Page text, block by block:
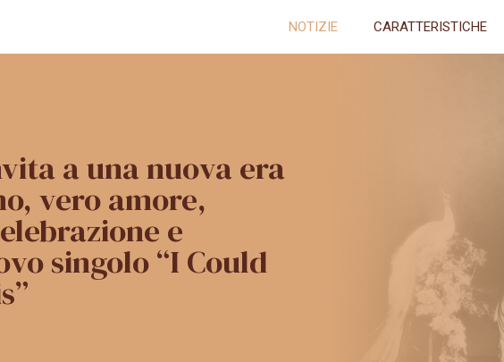
NOTIZIE CARATTERISTICHE
a una nuova era
vero amore,
e
singolo “I Could